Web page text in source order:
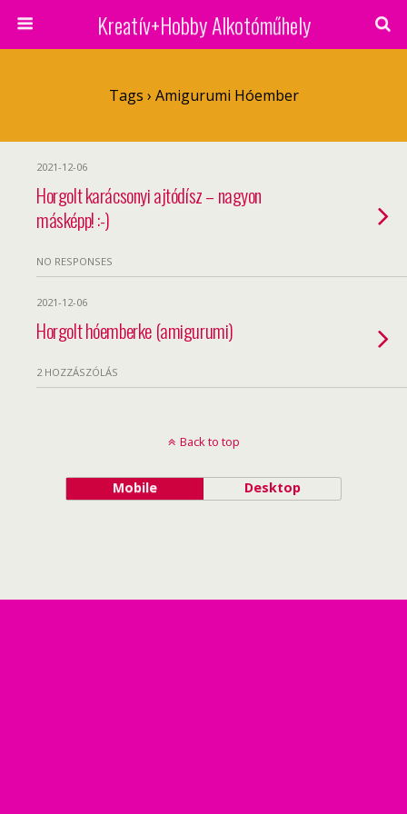
Kreatív+Hobby Alkotóműhely
Tags › Amigurumi Hóember
2021-12-06
Horgolt karácsonyi ajtódísz – nagyon
másképp! :-)
NO RESPONSES
2021-12-06
Horgolt hóemberke (amigurumi)
2 HOZZÁSZÓLÁS
Back to top
Mobile Desktop